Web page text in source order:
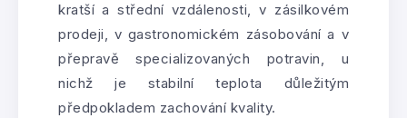
kratší a střední vzdálenosti, v zásilkovém
prodeji, v gastronomickém zásobování a v
přepravě specializovaných potravin, u
nichž je stabilní teplota důležitým
předpokladem zachování kvality.